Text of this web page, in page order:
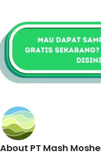
About PT Mash